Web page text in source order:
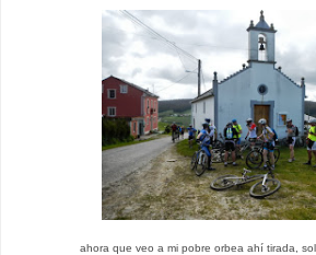
ahora que veo a mi pobre orbea ahí tirada,